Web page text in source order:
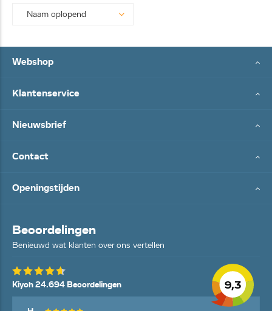
Webshop
Klantenservice
Nieuwsbrief
Contact
Openingstijden
Beoordelingen
Benieuwd wat klanten over ons vertellen
9,3
Kiyoh 24.694 Beoordelingen